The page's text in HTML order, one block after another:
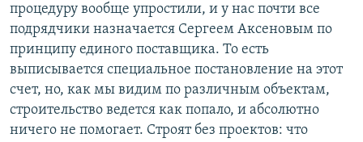
процедуру вообще упростили, и у нас почти все
подрядчики назначается Сергеем Аксеновым по
принципу единого поставщика. То есть
выписывается специальное постановление на этот
счет, но, как мы видим по различным объектам,
строительство ведется как попало, и абсолютно
ничего не помогает. Строят без проектов: что